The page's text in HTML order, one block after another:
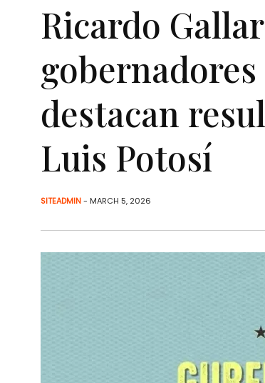
Ricardo
destacan
Luis Potosí
SITEADMIN- MARCH 5, 2026